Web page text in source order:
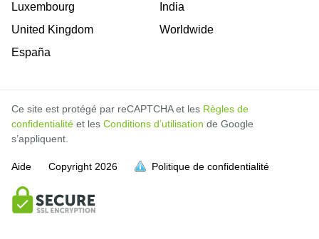
Luxembourg
United Kingdom
España
India
Worldwide
Ce site est protégé par reCAPTCHA et les Règles de
confidentialité et les Conditions d’utilisation de Google
s’appliquent.
Aide Copyright 2026 Politique de confidentialité